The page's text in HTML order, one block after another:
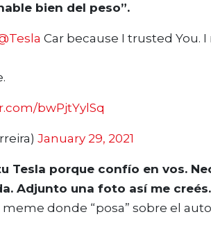
bien del peso”.
Car because I trusted You.
bwPjtYylSq
January 29, 2021
Tesla porque confío en vos.
Adjunto una foto así me
donde “posa” sobre el